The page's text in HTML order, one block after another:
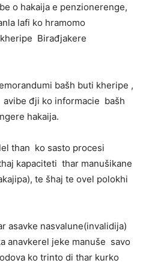
o hakaija e penzionerenge,
lafi ko hramomo
Birađjakere
bašh buti kheripe ,
đji ko informacie bašh
hakaija.
than ko sasto procesi
kapaciteti thar manušikane
te šhaj te ovel polokhi
asavke nasvalune(invalidija)
anavkerel jeke manuše savo
ko trinto di thar kurko